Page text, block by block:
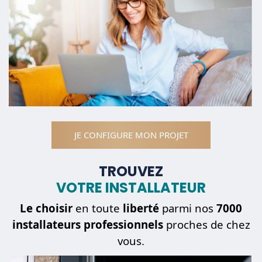
JE CONFIGURE MON PROJET
TROUVEZ
VOTRE INSTALLATEUR
Le choisir en toute liberté parmi nos 7000
installateurs professionnelsproches de chez
vous.